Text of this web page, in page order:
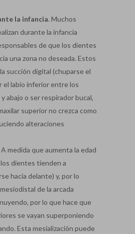
la infancia. Muchos
durante la infancia
de que los dientes
una zona no deseada. Estos
succión digital (chuparse el
el labio inferior entre los
abajo o ser respirador bucal,
superior no crezca como
alteraciones
A medida que aumenta la edad
dientes tienden a
hacia delante) y, por lo
de la arcada
por lo que hace que
se vayan superponiendo
Esta mesialización puede